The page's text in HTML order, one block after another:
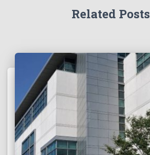
Related Posts